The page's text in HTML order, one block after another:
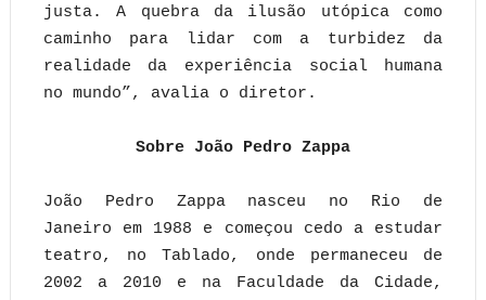
justa. A quebra da ilusão utópica como
caminho para lidar com a turbidez da
realidade da experiência social humana
no mundo”, avalia o diretor.
Sobre João Pedro Zappa
João Pedro Zappa nasceu no Rio de
Janeiro em 1988 e começou cedo a estudar
teatro, no Tablado, onde permaneceu de
2002 a 2010 e na Faculdade da Cidade,